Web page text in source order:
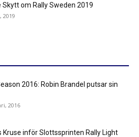
Skytt om Rally Sweden 2019
2019
2016: Robin Brandel putsar sin
2016
Kruse inför Slottssprinten Rally Light